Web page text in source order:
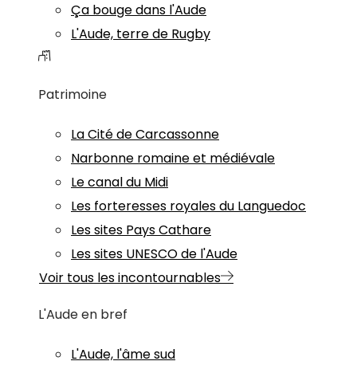
Ça bouge dans l'Aude
L'Aude, terre de Rugby
Patrimoine
La Cité de Carcassonne
Narbonne romaine et médiévale
Le canal du Midi
Les forteresses royales du Languedoc
Les sites Pays Cathare
Les sites UNESCO de l'Aude
Voir tous les incontournables
L'Aude en bref
L'Aude, l'âme sud